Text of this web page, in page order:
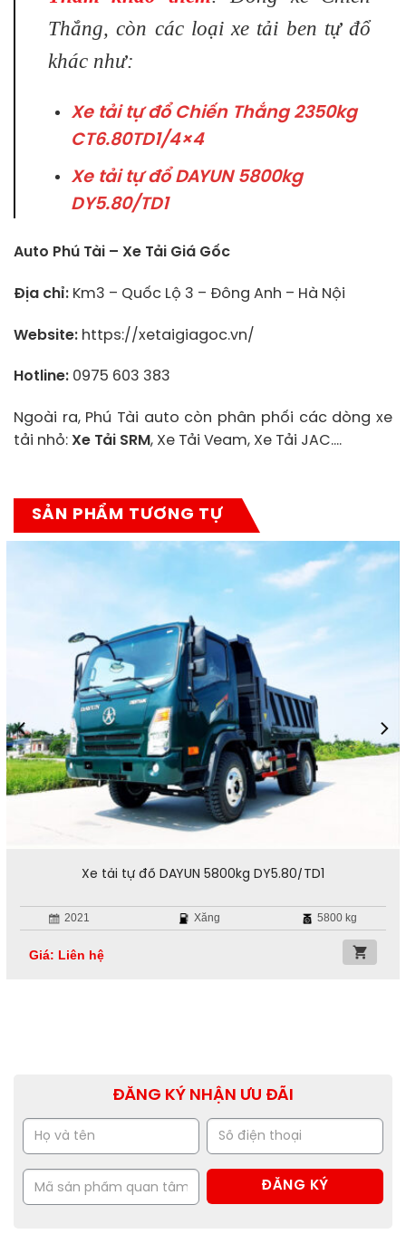
Thắng, còn các loại xe tải ben tự đổ
khác như:
Xe tải tự đổ Chiến Thắng 2350kg
CT6.80TD1/4×4
Xe tải tự đổ DAYUN 5800kg
DY5.80/TD1
Auto Phú Tài – Xe Tải Giá Gốc
Địa chỉ: Km3 – Quốc Lộ 3 – Đông Anh – Hà Nội
Website: https://xetaigiagoc.vn/
Hotline: 0975 603 383
Ngoài ra, Phú Tài auto còn phân phối các dòng xe
tải nhỏ: Xe Tải SRM, Xe Tải Veam, Xe Tải JAC….
SẢN PHẨM TƯƠNG TỰ
Xe tải tự đổ DAYUN 5800kg DY5.80/TD1
2021 Xăng 5800 kg
Giá: Liên hệ
ĐĂNG KÝ NHẬN ƯU ĐÃI